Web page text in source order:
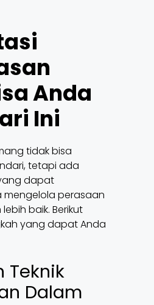
Anda
Ini
tidak bisa
tetapi ada
dapat
perasaan
baik. Berikut
yang dapat Anda
Teknik
Dalam